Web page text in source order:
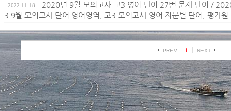
2022.11.18 2020년 9월 모의고사 고3 영어 단어 27번 문제 단어 /
3 9월 모의고사 단어 영어영역, 고3 모의고사 영어 지문별 단어, 평가원
PREV 1 NEXT